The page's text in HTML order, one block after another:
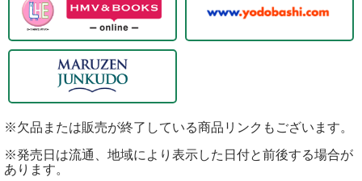
※欠品または販売が終了している商品リンクもございます。
※発売日は流通、地域により表示した日付と前後する場合が
あります。